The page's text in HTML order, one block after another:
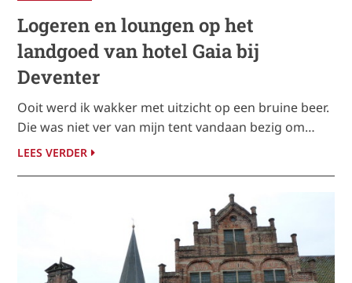
Logeren en loungen op het
landgoed van hotel Gaia bij
Deventer
Ooit werd ik wakker met uitzicht op een bruine beer.
Die was niet ver van mijn tent vandaan bezig om…
LEES VERDER